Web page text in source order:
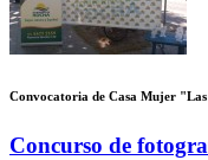
Convocatoria de Casa Mujer
Concurso de